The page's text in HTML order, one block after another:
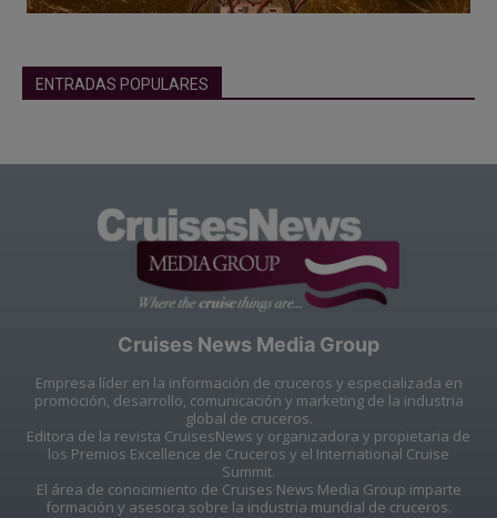
ENTRADAS POPULARES
Cruises News Media Group
Empresa líder en la información de cruceros y especializada en
promoción, desarrollo, comunicación y marketing de la industria
global de cruceros.
Editora de la revista CruisesNews y organizadora y propietaria de
los Premios Excellence de Cruceros y el International Cruise
Summit.
El área de conocimiento de Cruises News Media Group imparte
formación y asesora sobre la industria mundial de cruceros.